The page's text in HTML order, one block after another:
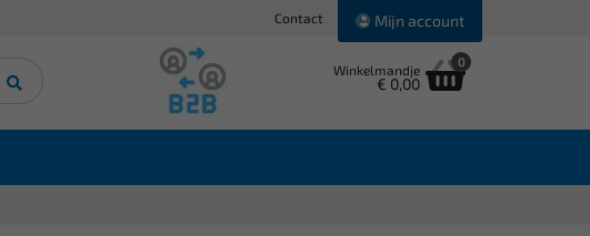
Contact Mijn account
Winkelmandje
€ 0,00
0